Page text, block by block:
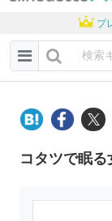
プ
コタツで眠る